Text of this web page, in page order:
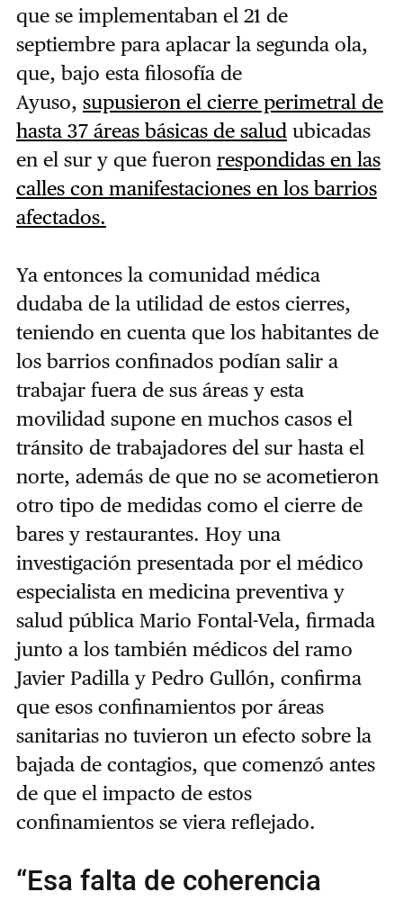
que se implementaban el 21 de
septiembre para aplacar la segunda ola,
que, bajo esta filosofía de
Ayuso, supusieron el cierre perimetral de
hasta 37 áreas básicas de saludubicadas
en el sur y que fueron respondidas en las
calles con manifestaciones en los barrios
afectados.
Ya entonces la comunidad médica
dudaba de la utilidad de estos cierres,
teniendo en cuenta que los habitantes de
los barrios confinados podían salir a
trabajar fuera de sus áreas y esta
movilidad supone en muchos casos el
tránsito de trabajadores del sur hasta el
norte, además de que no se acometieron
otro tipo de medidas como el cierre de
bares y restaurantes. Hoy una
investigación presentada por el médico
especialista en medicina preventiva y
salud pública Mario Fontal-Vela, firmada
junto a los también médicos del ramo
Javier Padilla y Pedro Gullón, confirma
que esos confinamientos por áreas
sanitarias no tuvieron un efecto sobre la
bajada de contagios, que comenzó antes
de que el impacto de estos
confinamientos se viera reflejado.
“Esa falta de coherencia